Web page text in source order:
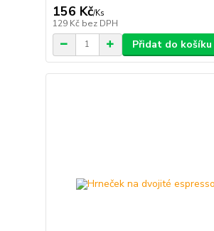
156 Kč/Ks
129 Kč bez DPH
Přidat do košíku